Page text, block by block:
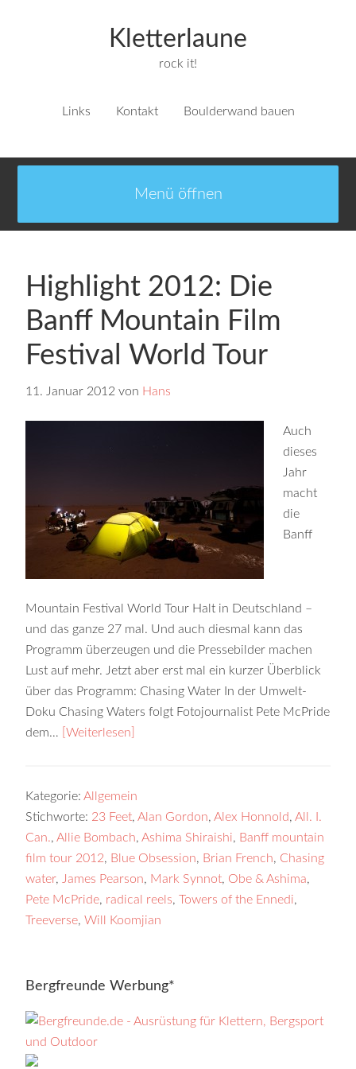
Kletterlaune
rock it!
Links Kontakt Boulderwand bauen
Highlight 2012: Die
Banff Mountain Film
Festival World Tour
11. Januar 2012 von Hans
Auch
dieses
Jahr
macht
die
Banff
Mountain Festival World Tour Halt in Deutschland –
und das ganze 27 mal. Und auch diesmal kann das
Programm überzeugen und die Pressebilder machen
Lust auf mehr. Jetzt aber erst mal ein kurzer Überblick
über das Programm: Chasing Water In der Umwelt-
Doku Chasing Waters folgt Fotojournalist Pete McPride
dem…
[Weiterlesen]
Kategorie:Allgemein
Stichworte: 23 Feet,Alan Gordon,Alex Honnold,All. I.
Can.,Allie Bombach,Ashima Shiraishi, Banff mountain
film tour 2012, Blue Obsession, Brian French, Chasing
water, James Pearson, Mark Synnot, Obe & Ashima,
Pete McPride, radical reels,Towers of the Ennedi,
Treeverse,Will Koomjian
Bergfreunde Werbung*